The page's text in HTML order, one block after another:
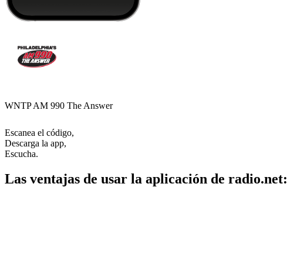
WNTP AM 990 The Answer
Escanea el código,
Descarga la app,
Escucha.
Las ventajas de usar la aplicación de radio.net: